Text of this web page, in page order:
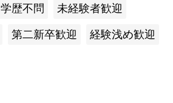
学歴不問 未経験者歓迎
第二新卒歓迎 経験浅め歓迎